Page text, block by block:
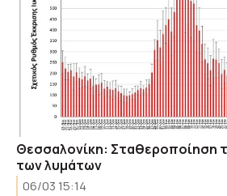
Θεσσαλονίκη: Σταθεροποίηση
των λυμάτων
06/03 15:14